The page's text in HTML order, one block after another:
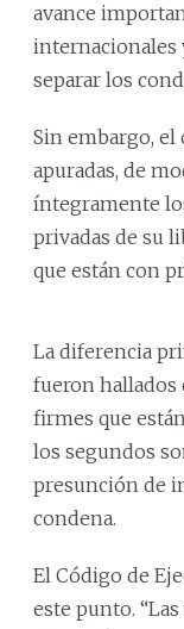
avance
internacionales
separar los
Sin embargo, el
apuradas, de
íntegramente
privadas de su
que están con
La diferencia
fueron hallados
firmes que
los segundos
presunción de
condena.
El Código de
este punto.